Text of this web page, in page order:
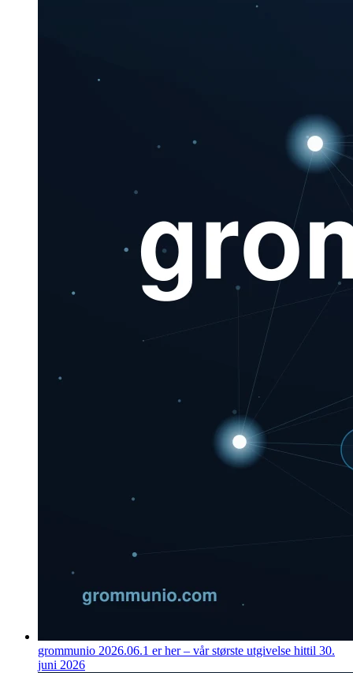
grommunio 2026.06.1 er her – vår største utgivelse hittil 30.
juni 2026